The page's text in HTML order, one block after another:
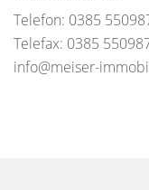
Telefon: 0385
Telefax: 0385
info@meiser-